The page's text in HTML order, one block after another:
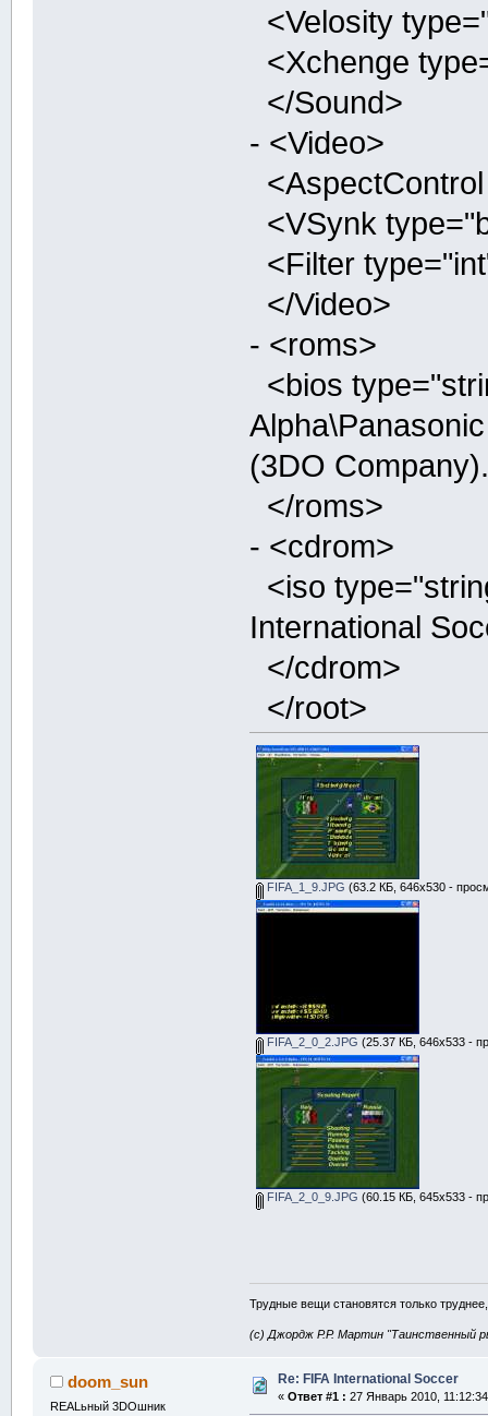
<Velosity
<Xchenge
</Sound>
- <Video>
<VSynk
<Filter
</Video>
- <roms>
<bios
(3DO
</roms>
- <cdrom>
<iso
International
</cdrom>
</root>
FIFA_1_9.JPG (63.2 КБ, 646x530 -
FIFA_2_0_2.JPG (25.37 КБ, 646x533 -
FIFA_2_0_9.JPG (60.15 КБ, 645x533 -
Трудные вещи становятся только
(с) Джордж Р.Р. Мартин "Таинственный
doom_sun
REALьный 3DOшник
Re: FIFA International Soccer
« Ответ #1 : 27 Январь 2010,